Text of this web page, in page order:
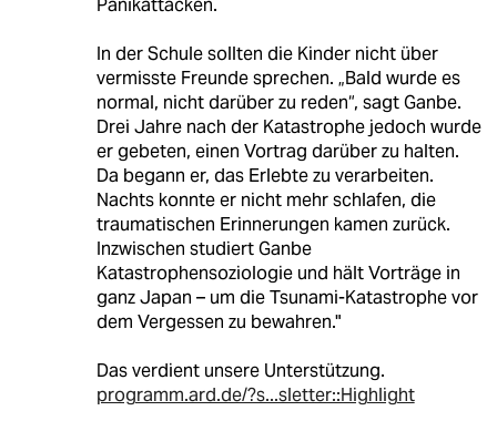
Panikattacken.
In der Schule sollten die Kinder nicht über
vermisste Freunde sprechen. „Bald wurde es
normal, nicht darüber zu reden“, sagt Ganbe.
Drei Jahre nach der Katastrophe jedoch wurde
er gebeten, einen Vortrag darüber zu halten.
Da begann er, das Erlebte zu verarbeiten.
Nachts konnte er nicht mehr schlafen, die
traumatischen Erinnerungen kamen zurück.
Inzwischen studiert Ganbe
Katastrophensoziologie und hält Vorträge in
ganz Japan – um die Tsunami-Katastrophe vor
dem Vergessen zu bewahren."
Das verdient unsere Unterstützung.
programm.ard.de/?s...sletter::Highlight